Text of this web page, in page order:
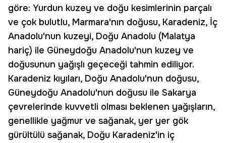
göre: Yurdun kuzey ve doğu kesimlerinin parçalı
ve çok bulutlu, Marmara'nın doğusu, Karadeniz, İç
Anadolu'nun kuzeyi, Doğu Anadolu (Malatya
hariç) ile Güneydoğu Anadolu'nun kuzey ve
doğusunun yağışlı geçeceği tahmin ediliyor.
Karadeniz kıyıları, Doğu Anadolu'nun doğusu,
Güneydoğu Anadolu'nun doğusu ile Sakarya
çevrelerinde kuvvetli olması beklenen yağışların,
genellikle yağmur ve sağanak, yer yer gök
gürültülü sağanak, Doğu Karadeniz'in iç